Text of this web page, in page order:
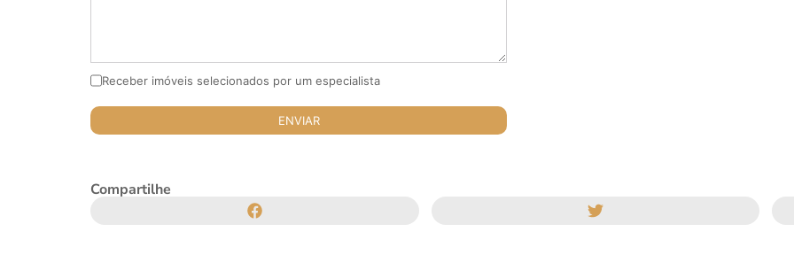
Receber imóveis selecionados por um especialista
Compartilhe